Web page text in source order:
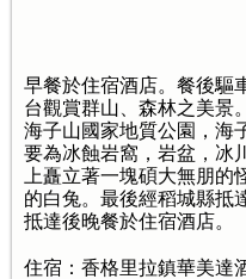
早餐於住宿酒店。餐後驅
台觀賞群山、森林之美景
海子山國家地質公園，海
要為冰蝕岩窩，岩盆，冰
上矗立著一塊碩大無朋
的白兔。最後經稻城縣抵
抵達後晚餐於住宿酒店。
住宿：香格里拉鎮華美達